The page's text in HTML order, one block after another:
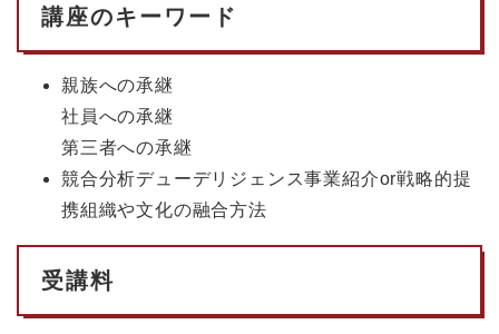
講座のキーワード
親族への承継
社員への承継
第三者への承継
競合分析デューデリジェンス事業紹介or戦略的提
携組織や文化の融合方法
受講料